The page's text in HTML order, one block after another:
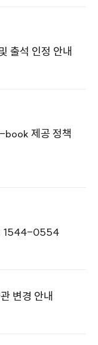
출석 인정 안내
book 제공 정책
1544-0554
변경 안내